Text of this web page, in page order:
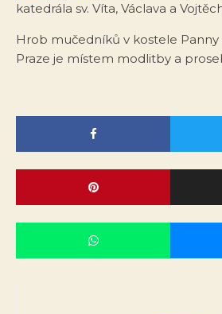
katedrála sv. Víta, Václava a
Hrob mučedníků v kostele Panny
Praze je místem modlitby a